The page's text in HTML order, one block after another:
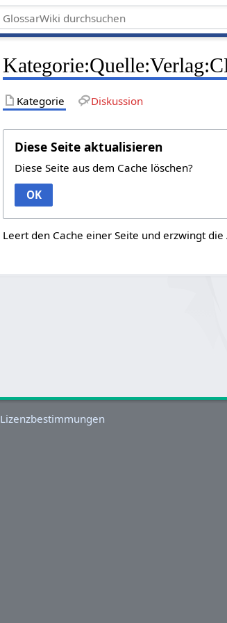
Kategorie Diskussion
Diese Seite aktualisieren
Diese Seite aus dem Cache löschen?
OK
Leert den Cache einer Seite und erzwingt
Lizenzbestimmungen